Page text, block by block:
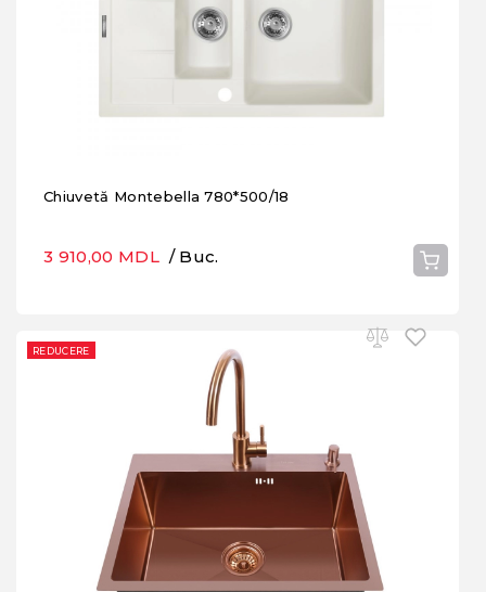
Chiuvetă Montebella 780*500/18
3 910,00 MDL / Buc.
REDUCERE